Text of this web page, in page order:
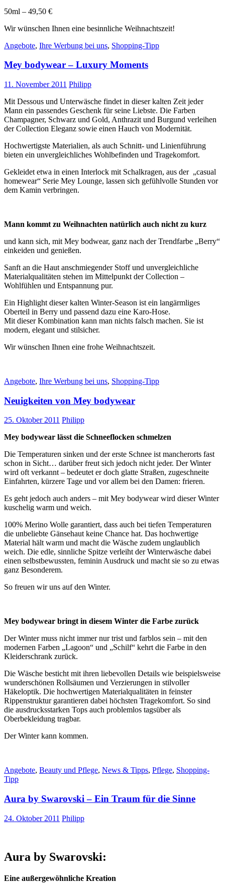
50ml – 49,50 €
Wir wünschen Ihnen eine besinnliche Weihnachtszeit!
Angebote, Ihre Werbung bei uns, Shopping-Tipp
Mey bodywear – Luxury Moments
11. November 2011 Philipp
Mit Dessous und Unterwäsche findet in dieser kalten Zeit jeder
Mann ein passendes Geschenk für seine Liebste. Die Farben
Champagner, Schwarz und Gold, Anthrazit und Burgund verleihen
der Collection Eleganz sowie einen Hauch von Modernität.
Hochwertigste Materialien, als auch Schnitt- und Linienführung
bieten ein unvergleichliches Wohlbefinden und Tragekomfort.
Gekleidet etwa in einen Interlock mit Schalkragen, aus der „casual
homewear“ Serie Mey Lounge, lassen sich gefühlvolle Stunden vor
dem Kamin verbringen.
Mann kommt zu Weihnachten natürlich auch nicht zu kurz
und kann sich, mit Mey bodwear, ganz nach der Trendfarbe „Berry“
einkeiden und genießen.
Sanft an die Haut anschmiegender Stoff und unvergleichliche
Materialqualitäten stehen im Mittelpunkt der Collection –
Wohlfühlen und Entspannung pur.
Ein Highlight dieser kalten Winter-Season ist ein langärmliges
Oberteil in Berry und passend dazu eine Karo-Hose.
Mit dieser Kombination kann man nichts falsch machen. Sie ist
modern, elegant und stilsicher.
Wir wünschen Ihnen eine frohe Weihnachtszeit.
Angebote, Ihre Werbung bei uns, Shopping-Tipp
Neuigkeiten von Mey bodywear
25. Oktober 2011 Philipp
Mey bodywear lässt die Schneeflocken schmelzen
Die Temperaturen sinken und der erste Schnee ist mancherorts fast
schon in Sicht… darüber freut sich jedoch nicht jeder. Der Winter
wird oft verkannt – bedeutet er doch glatte Straßen, zugeschneite
Einfahrten, kürzere Tage und vor allem bei den Damen: frieren.
Es geht jedoch auch anders – mit Mey bodywear wird dieser Winter
kuschelig warm und weich.
100% Merino Wolle garantiert, dass auch bei tiefen Temperaturen
die unbeliebte Gänsehaut keine Chance hat. Das hochwertige
Material hält warm und macht die Wäsche zudem unglaublich
weich. Die edle, sinnliche Spitze verleiht der Winterwäsche dabei
einen selbstbewussten, feminin Ausdruck und macht sie so zu etwas
ganz Besonderem.
So freuen wir uns auf den Winter.
Mey bodywear bringt in diesem Winter die Farbe zurück
Der Winter muss nicht immer nur trist und farblos sein – mit den
modernen Farben „Lagoon“ und „Schilf“ kehrt die Farbe in den
Kleiderschrank zurück.
Die Wäsche besticht mit ihren liebevollen Details wie beispielsweise
wunderschönen Rollsäumen und Verzierungen in stilvoller
Häkeloptik. Die hochwertigen Materialqualitäten in feinster
Rippenstruktur garantieren dabei höchsten Tragekomfort. So sind
die ausdrucksstarken Tops auch problemlos tagsüber als
Oberbekleidung tragbar.
Der Winter kann kommen.
Angebote, Beauty und Pflege, News & Tipps, Pflege, Shopping-
Tipp
Aura by Swarovski – Ein Traum für die Sinne
24. Oktober 2011 Philipp
Aura by Swarovski:
Eine außergewöhnliche Kreation